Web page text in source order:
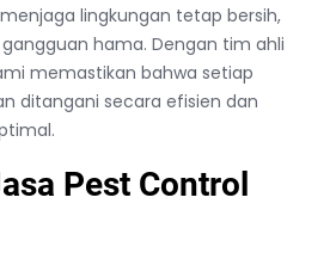
lingkungan tetap bersih,
hama. Dengan tim ahli
memastikan bahwa setiap
ditangani secara efisien dan
Pest Control